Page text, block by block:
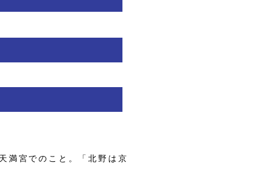
宮でのこと。「北野は京